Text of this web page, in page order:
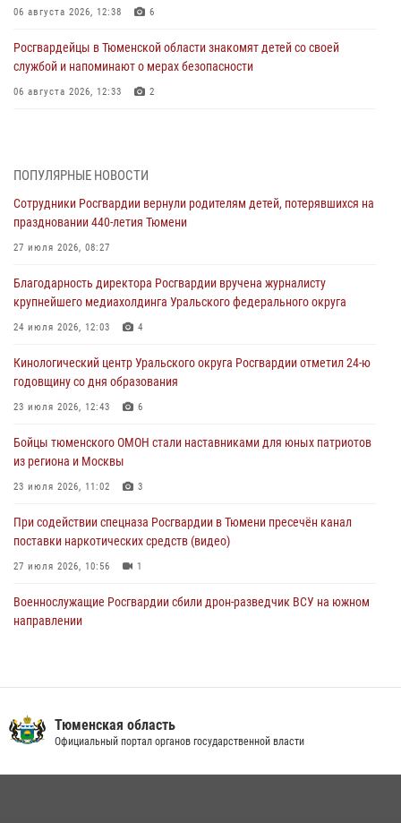
06 августа 2026, 12:38 6
Росгвардейцы в Тюменской области знакомят детей со своей
службой и напоминают о мерах безопасности
06 августа 2026, 12:33 2
06 августа 2026, 04:41 3
Росгвардейцы в Тюменской области почтили память генерала
армии Ивана Кирилловича Яковлева
05 августа 2026, 11:03
В Тюмени офицер Росгвардии в радиоэфире напомнил гражданам о
мерах безопасного владения оружием
05 августа 2026, 09:56
Военнослужащие Росгвардии сбили дрон-разведчик ВСУ на южном
направлении
05 августа 2026, 05:35
Стальной характер продемонстрировали росгвардейцы в ходе
масштабных спортивных событий на Урале
05 августа 2026, 05:22
ПОПУЛЯРНЫЕ НОВОСТИ
Сотрудники Росгвардии вернули родителям детей, потерявшихся на
праздновании 440-летия Тюмени
27 июля 2026, 08:27
Благодарность директора Росгвардии вручена журналисту
крупнейшего медиахолдинга Уральского федерального округа
24 июля 2026, 12:03 4
Кинологический центр Уральского округа Росгвардии отметил 24-ю
годовщину со дня образования
23 июля 2026, 12:43 6
Бойцы тюменского ОМОН стали наставниками для юных патриотов
из региона и Москвы
23 июля 2026, 11:02 3
При содействии спецназа Росгвардии в Тюмени пресечён канал
поставки наркотических средств (видео)
27 июля 2026, 10:56 1
Военнослужащие Росгвардии сбили дрон-разведчик ВСУ на южном
направлении
03 августа 2026, 07:23 1
Тюменская область
Официальный портал органов государственной власти